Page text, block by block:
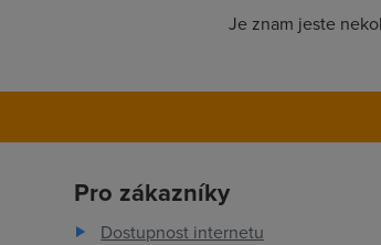
Je znam jeste
Pro zákazníky
Dostupnost internetu